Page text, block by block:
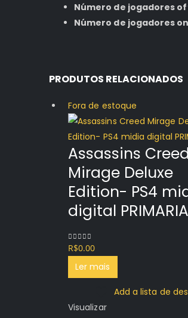
Número de jogadores
Número de jogadores
PRODUTOS RELACIONADOS
Fora de estoque
Assassins Creed
Mirage Deluxe
Edition- PS4
digital PRIMARIA
0out of 5
R$0.00
Ler mais
Add a lista de
Visualizar